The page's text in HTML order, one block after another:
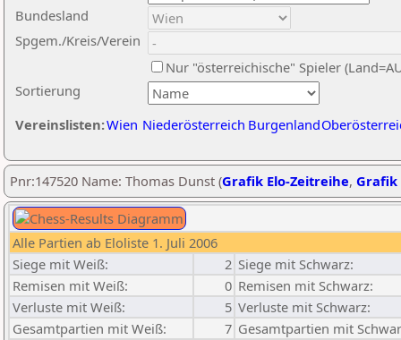
Sortierung
Bundesland
Spgem./Kreis/Verein
Nur "österreichische" Spieler
Vereinslisten:Wien Niederösterreich Burgenland
Pnr:147520 Name: Thomas Dunst (Grafik Elo-Zeitreihe, Grafik
Alle Partien ab Eloliste 1. Juli 2006
Siege mit Weiß:
2 Siege mit Schwarz:
Remisen mit Weiß:
0 Remisen mit Schwarz:
Verluste mit Weiß:
5 Verluste mit Schwarz:
Gesamtpartien mit Weiß:
7 Gesamtpartien mit